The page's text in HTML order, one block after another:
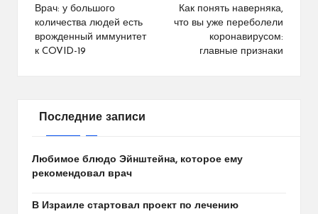
по
записям
Врач: у большого
количества людей есть
врожденный иммунитет
к COVID-19
Как понять наверняка,
что вы уже переболели
коронавирусом:
главные признаки
Последние записи
Любимое блюдо Эйнштейна, которое ему
рекомендовал врач
В Израиле стартовал проект по лечению